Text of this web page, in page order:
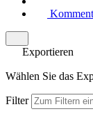
Exportieren
Wählen Sie das
Filter